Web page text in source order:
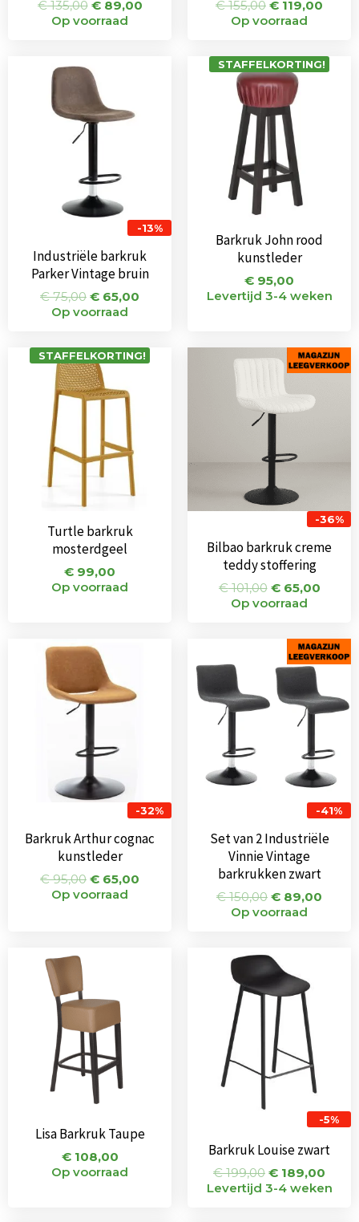
€135,00 €89,00
Op voorraad
€155,00 € 119,00
Op voorraad
-13%
Industriële barkruk
Parker Vintage bruin
€75,00
prijs
was:
€ 75,00.
€ 65,00
Op voorraad
STAFFELKORTING!
Barkruk John rood
kunstleder
€ 95,00
Levertijd 3-4 weken
STAFFELKORTING!
Turtle barkruk
mosterdgeel
€ 99,00
Op voorraad
-36%
Bilbao barkruk creme
teddy stoffering
€101,00
prijs
was:
€ 101,00.
€65,00
prijs
Op voorraad
-32%
Barkruk Arthur cognac
kunstleder
€95,00
Oorspronkelijke
prijs
was:
€ 95,00.
€ 65,00
Op voorraad
-41%
Set van 2 Industriële
Vinnie Vintage
barkrukken zwart
€150,00
prijs
was:
€ 150,00.
€ 89,00
prijs
Op voorraad
Lisa Barkruk Taupe
€108,00
Op voorraad
-5%
Barkruk Louise zwart
€199,00
prijs
was:
€ 199,00.
€ 189,00
Levertijd 3-4 weken